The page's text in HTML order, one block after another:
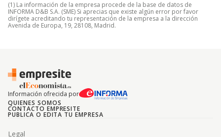
(1) La información de la empresa procede de la base de datos de
INFORMA D&B S.A. (SME) Si aprecias que existe algún error por favor
dirígete acreditando tu representación de la empresa a la dirección
Avenida de Europa, 19, 28108, Madrid.
Información ofrecida por
QUIENES SOMOS
CONTACTO EMPRESITE
PUBLICA O EDITA TU EMPRESA
Legal